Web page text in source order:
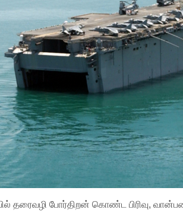
தரைவழி போர்திறன் கொண்ட பிரிவு,